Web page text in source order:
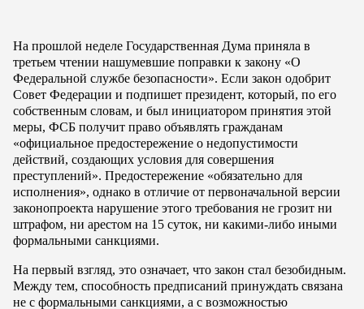
На прошлой неделе Государственная Дума приняла в
третьем чтении нашумевшие поправки к закону «О
Федеральной службе безопасности». Если закон одобрит
Совет Федерации и подпишет президент, который, по его
собственным словам, и был инициатором принятия этой
меры, ФСБ получит право объявлять гражданам
«официальное предостережение о недопустимости
действий, создающих условия для совершения
преступлений». Предостережение «обязательно для
исполнения», однако в отличие от первоначальной версии
законопроекта нарушение этого требования не грозит ни
штрафом, ни арестом на 15 суток, ни какими-либо иными
формальными санкциями.
На первый взгляд, это означает, что закон стал безобидным.
Между тем, способность предписаний принуждать связана
не с формальными санкциями, а с возможностью